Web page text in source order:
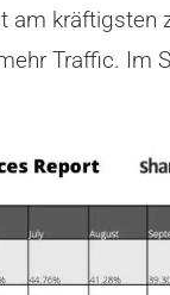
Traffic. Im